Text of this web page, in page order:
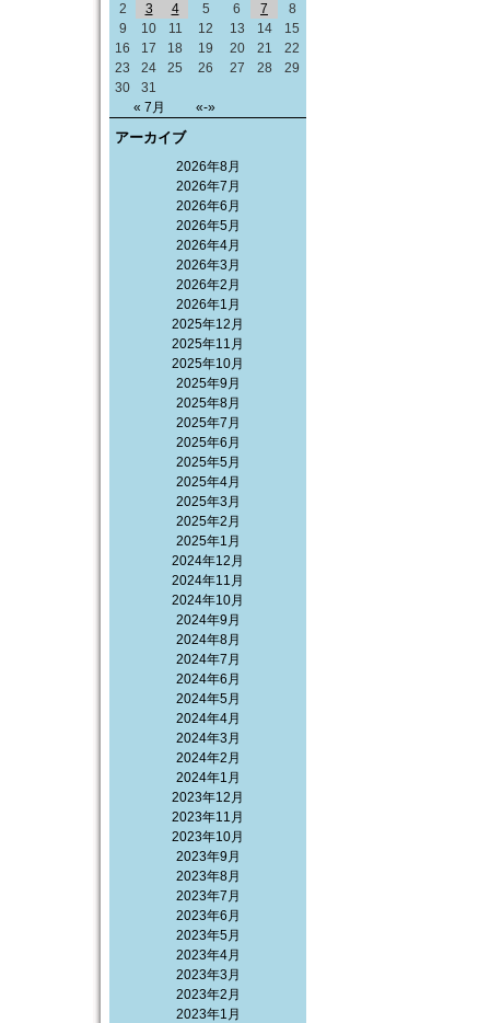
« 7月 «-»
2
3 4 5 6 7
8
9
10 11 12 13 14
15
16
17 18 19 20 21
22
23
24 25 26 27 28
29
30
31
アーカイブ
2026年8月
2026年7月
2026年6月
2026年5月
2026年4月
2026年3月
2026年2月
2026年1月
2025年12月
2025年11月
2025年10月
2025年9月
2025年8月
2025年7月
2025年6月
2025年5月
2025年4月
2025年3月
2025年2月
2025年1月
2024年12月
2024年11月
2024年10月
2024年9月
2024年8月
2024年7月
2024年6月
2024年5月
2024年4月
2024年3月
2024年2月
2024年1月
2023年12月
2023年11月
2023年10月
2023年9月
2023年8月
2023年7月
2023年6月
2023年5月
2023年4月
2023年3月
2023年2月
2023年1月